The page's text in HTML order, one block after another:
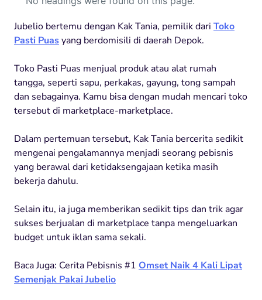
Jubelio bertemu dengan Kak Tania, pemilik dari Toko
Pasti Puasyang berdomisili di daerah Depok.
Toko Pasti Puas menjual produk atau alat rumah
tangga, seperti sapu, perkakas, gayung, tong sampah
dan sebagainya. Kamu bisa dengan mudah mencari toko
tersebut di marketplace-marketplace.
Dalam pertemuan tersebut, Kak Tania bercerita sedikit
mengenai pengalamannya menjadi seorang pebisnis
yang berawal dari ketidaksengajaan ketika masih
bekerja dahulu.
Selain itu, ia juga memberikan sedikit tips dan trik agar
sukses berjualan di marketplace tanpa mengeluarkan
budget untuk iklan sama sekali.
Baca Juga: Cerita Pebisnis #1 Omset Naik 4 Kali Lipat
Semenjak Pakai Jubelio